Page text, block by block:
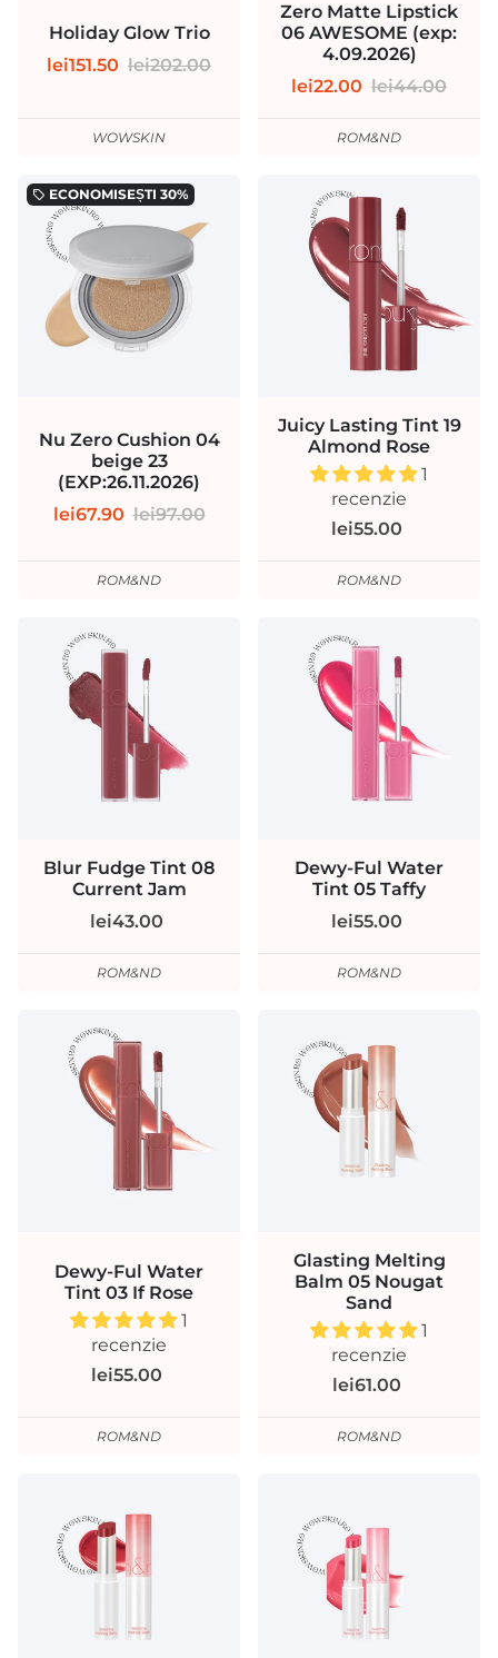
Holiday Glow Trio
lei151.50 lei202.00
WOWSKIN
Zero Matte Lipstick
06 AWESOME (exp:
4.09.2026)
lei22.00 lei44.00
ROM&ND
local_offer ECONOMISEȘTI 30%
Nu Zero Cushion 04
beige 23
(EXP:26.11.2026)
lei67.90 lei97.00
ROM&ND
Juicy Lasting Tint 19
Almond Rose
1
recenzie
lei55.00
ROM&ND
Blur Fudge Tint 08
Current Jam
lei43.00
ROM&ND
Dewy-Ful Water
Tint 05 Taffy
lei55.00
ROM&ND
Dewy-Ful Water
Tint 03 If Rose
1
recenzie
lei55.00
ROM&ND
Glasting Melting
Balm 05 Nougat
Sand
1
recenzie
lei61.00
ROM&ND